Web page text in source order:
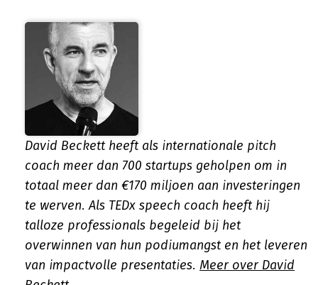
David Beckett heeft als internationale pitch
coach meer dan 700 startups geholpen om in
totaal meer dan €170 miljoen aan investeringen
te werven. Als TEDx speech coach heeft hij
talloze professionals begeleid bij het
overwinnen van hun podiumangst en het leveren
van impactvolle presentaties. Meer over David